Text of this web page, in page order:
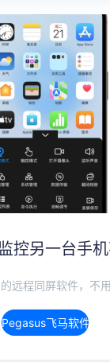
Pegasus飞马软件介绍